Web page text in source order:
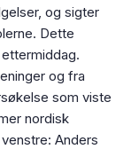
og sigter
Dette
og fra
som viste
nordisk
Anders